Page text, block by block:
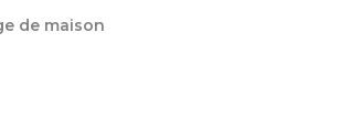
de maison